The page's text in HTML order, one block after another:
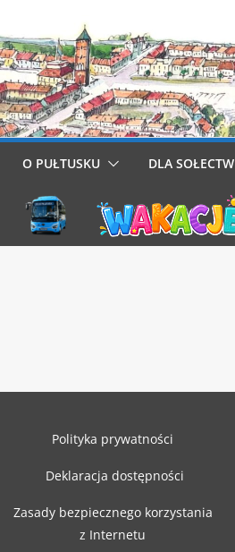
O PUŁTUSKU DLA SOŁECTW
Polityka prywatności
Deklaracja dostępności
Zasady bezpiecznego korzystania
z Internetu